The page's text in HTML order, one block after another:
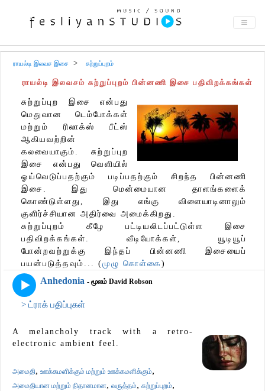
ராயல்டி இலவச இசை சுற்றுப்புறம்
ராயல்டி இலவசம் சுற்றுப்புறம் பின்னணி இசை பதிவிறக்கங்கள்
சுற்றுப்புற இசை என்பது
மெதுவான டெம்போக்கள்
மற்றும் ரிலாக்ஸ் பீட்ஸ்
ஆகியவற்றின்
கலவையாகும். சுற்றுப்புற
இசை என்பது வெளியில்
ஓய்வெடுப்பதற்கும் படிப்பதற்கும் சிறந்த பின்னணி
இசை. இது மென்மையான தாளங்களைக்
கொண்டுள்ளது, இது எங்கு விளையாடினாலும்
குளிர்ச்சியான அதிர்வை அமைக்கிறது.
சுற்றுப்புறம் கீழே பட்டியலிடப்பட்டுள்ள இசை
பதிவிறக்கங்கள். வீடியோக்கள், யூடியூப்
போன்றவற்றுக்கு இந்தப் பின்னணி இசையைப்
பயன்படுத்தவும்... (முழு கொள்கை )
Anhedonia - மூலம் David Robson
> ட்ராக் பதிப்புகள்
A melancholy track with a retro-
electronic ambient feel.
அமைதி, ஊக்கமளிக்கும் மற்றும் ஊக்கமளிக்கும்,
அமைதியான மற்றும் நிதானமான, வருத்தம், சுற்றுப்புறம்,